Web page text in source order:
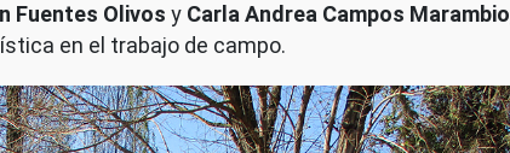
Fuentes Olivos y Carla Andrea Campos Marambio
en el trabajo de campo.